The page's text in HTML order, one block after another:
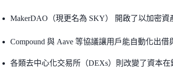
MakerDAO（現更名為 SKY） 開啟了以加密
Compound 與 Aave 等協議讓用戶能自動化出借
各類去中心化交易所（DEXs）則改變了資本